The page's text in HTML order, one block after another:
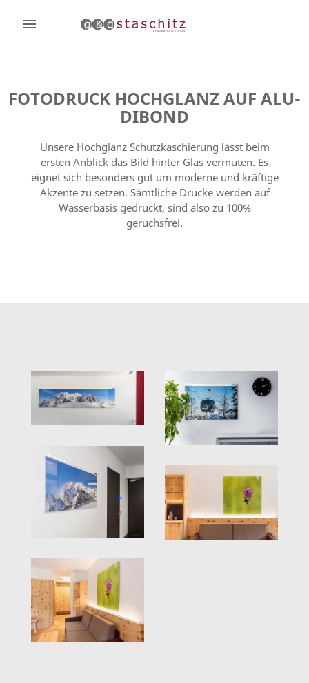

FOTODRUCK HOCHGLANZ AUF ALU-
DIBOND
Unsere Hochglanz Schutzkaschierung lässt beim
ersten Anblick das Bild hinter Glas vermuten. Es
eignet sich besonders gut um moderne und kräftige
Akzente zu setzen. Sämtliche Drucke werden auf
Wasserbasis gedruckt, sind also zu 100%
geruchsfrei.